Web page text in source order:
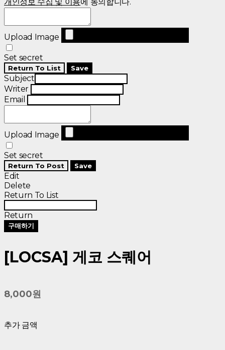
Upload Image
Set secret
Return To List Save
Subject
Writer
Email
Upload Image
Set secret
Return To Post Save
Edit
Delete
Return To List
Return
구매하기
[LOCSA] 게코 스퀘어
8,000원
추가 금액